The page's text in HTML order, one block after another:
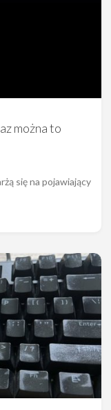
można to
się na pojawiający